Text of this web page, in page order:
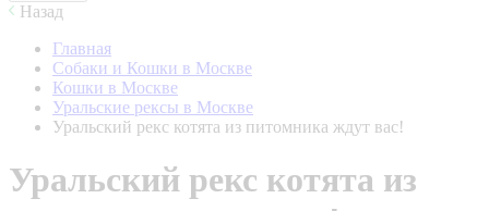
Назад
Главная
Собаки и Кошки в Москве
Кошки в Москве
Уральские рексы в Москве
Уральский рекс котята из питомника ждут вас!
Уральский рекс котята из